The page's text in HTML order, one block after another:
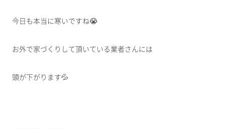
今日も本当に寒いですね😭
お外で家づくりして頂いている業者さんには
頭が下がります💦